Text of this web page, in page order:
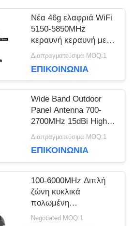
Νέα 46g ελαφριά WiFi
5150-5850MHz
κεραυνή κεραυνή με
ματ μαύρη σκόνη
φινίρισμα
Διαπραγματεύσιμα MOQ:1
ΕΠΙΚΟΙΝΩΝΊΑ
Wide Band Outdoor
Panel Antenna 700-
2700MHz 15dBi High
Gain 50Ω 100W
Cellular Network Signal
Διαπραγματεύσιμα MOQ:1
ΕΠΙΚΟΙΝΩΝΊΑ
100-6000MHz Διπλή
ζώνη κυκλικά
πολωμένη
πανδιάστατη κεραία,
Negotiated MOQ:1